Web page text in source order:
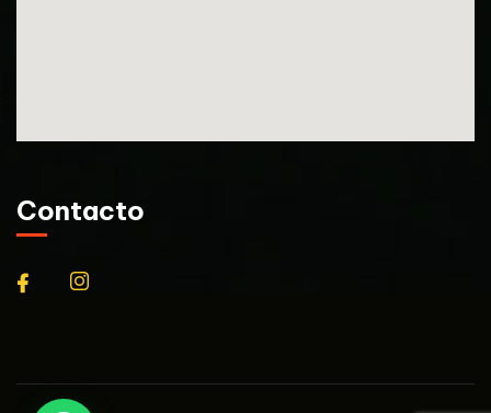
Contacto